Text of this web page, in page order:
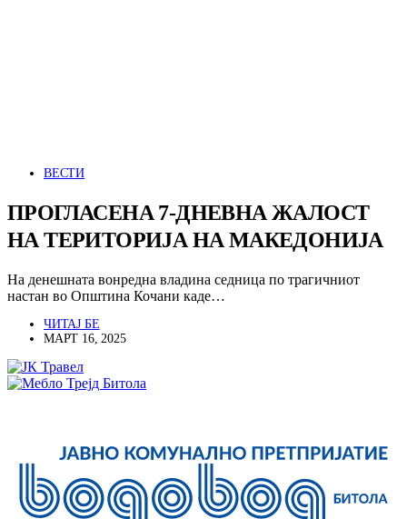
ВЕСТИ
ПРОГЛАСЕНА 7-ДНЕВНА ЖАЛОСТ
НА ТЕРИТОРИЈА НА МАКЕДОНИЈА
На денешната вонредна владина седница по трагичниот
настан во Општина Кочани каде…
ЧИТАЈ БЕ
МАРТ 16, 2025